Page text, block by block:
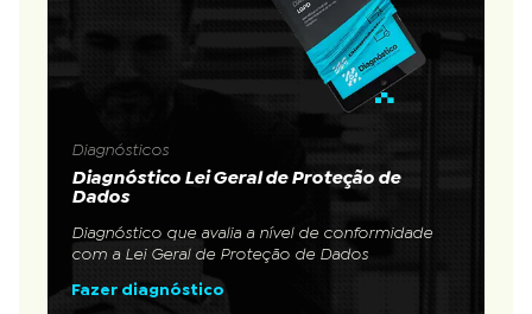
Diagnósticos
Diagnóstico Lei Geral de Proteção de
Dados
Diagnóstico que avalia a nível de conformidade
com a Lei Geral de Proteção de Dados
Fazer diagnóstico